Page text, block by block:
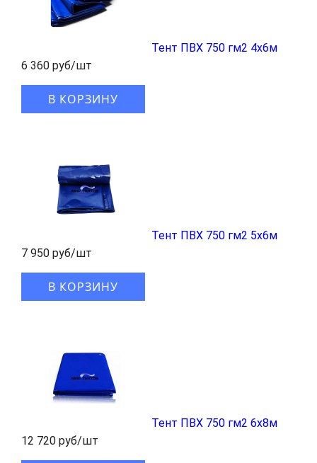
Тент ПВХ 750 гм2 4x6м
6 360 руб/шт
В КОРЗИНУ
Тент ПВХ 750 гм2 5x6м
7 950 руб/шт
В КОРЗИНУ
Тент ПВХ 750 гм2 6x8м
12 720 руб/шт